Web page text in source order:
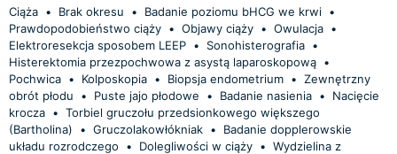
Ciąża • Brak okresu • Badanie poziomu bHCG we krwi •
Prawdopodobieństwo ciąży • Objawy ciąży • Owulacja •
Elektroresekcja sposobem LEEP • Sonohisterografia •
Histerektomia przezpochwowa z asystą laparoskopową •
Pochwica • Kolposkopia • Biopsja endometrium • Zewnętrzny
obrót płodu
• Puste jajo płodowe • Badanie nasienia •
Nacięcie
krocza • Torbiel gruczołu przedsionkowego większego
(Bartholina)
• Gruczolakowłókniak •
Badanie dopplerowskie
układu rozrodczego
• Dolegliwości w ciąży • Wydzielina z